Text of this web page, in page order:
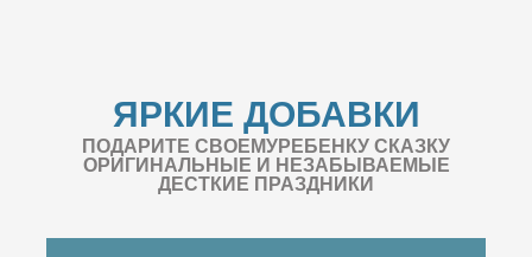
ЯРКИЕ ДОБАВКИ
ПОДАРИТЕ СВОЕМУРЕБЕНКУ СКАЗКУ
ОРИГИНАЛЬНЫЕ И НЕЗАБЫВАЕМЫЕ
ДЕСТКИЕ ПРАЗДНИКИ